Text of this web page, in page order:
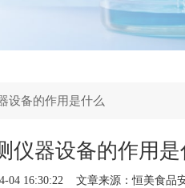
设备的作用是什么
仪器设备的作用是
04 16:30:22 文章来源：恒美食品